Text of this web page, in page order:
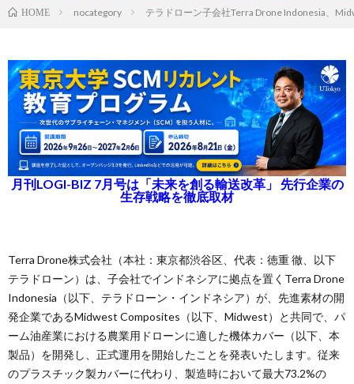
HOME nocategory テラドローン子会社Terra Drone Indonesia、
月刊LOGI-BIZ 7月号は「未来を創る輸送改革」 先行企業の
生存戦略を徹底取材
Terra Drone株式会社（本社：東京都渋谷区、代表：徳重 徹、以下
テラドローン）は、子会社でインドネシアに拠点を置くTerra Drone
Indonesia（以下、テラドローン・インドネシア）が、先進素材の開
発企業であるMidwest Composites（以下、Midwest）と共同で、パ
ーム油産業における農業用ドローンに適した機体カバー（以下、本
製品）を開発し、正式運用を開始したことを発表いたします。従来
のプラスチック製カバーに代わり、製造時において最大73.2%の